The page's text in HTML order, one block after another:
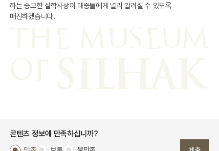
하는 숭고한 실학사상이 대중들에게 널리 알려질 수 있도록
매진하겠습니다.
콘텐츠 정보에 만족하십니까?